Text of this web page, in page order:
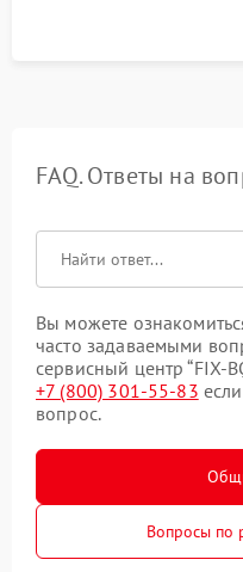
FAQ. Ответы на
Вы можете
часто задаваемыми
сервисный центр “FIX-
+7 (800) 301-55-83
вопрос.
Вопросы по